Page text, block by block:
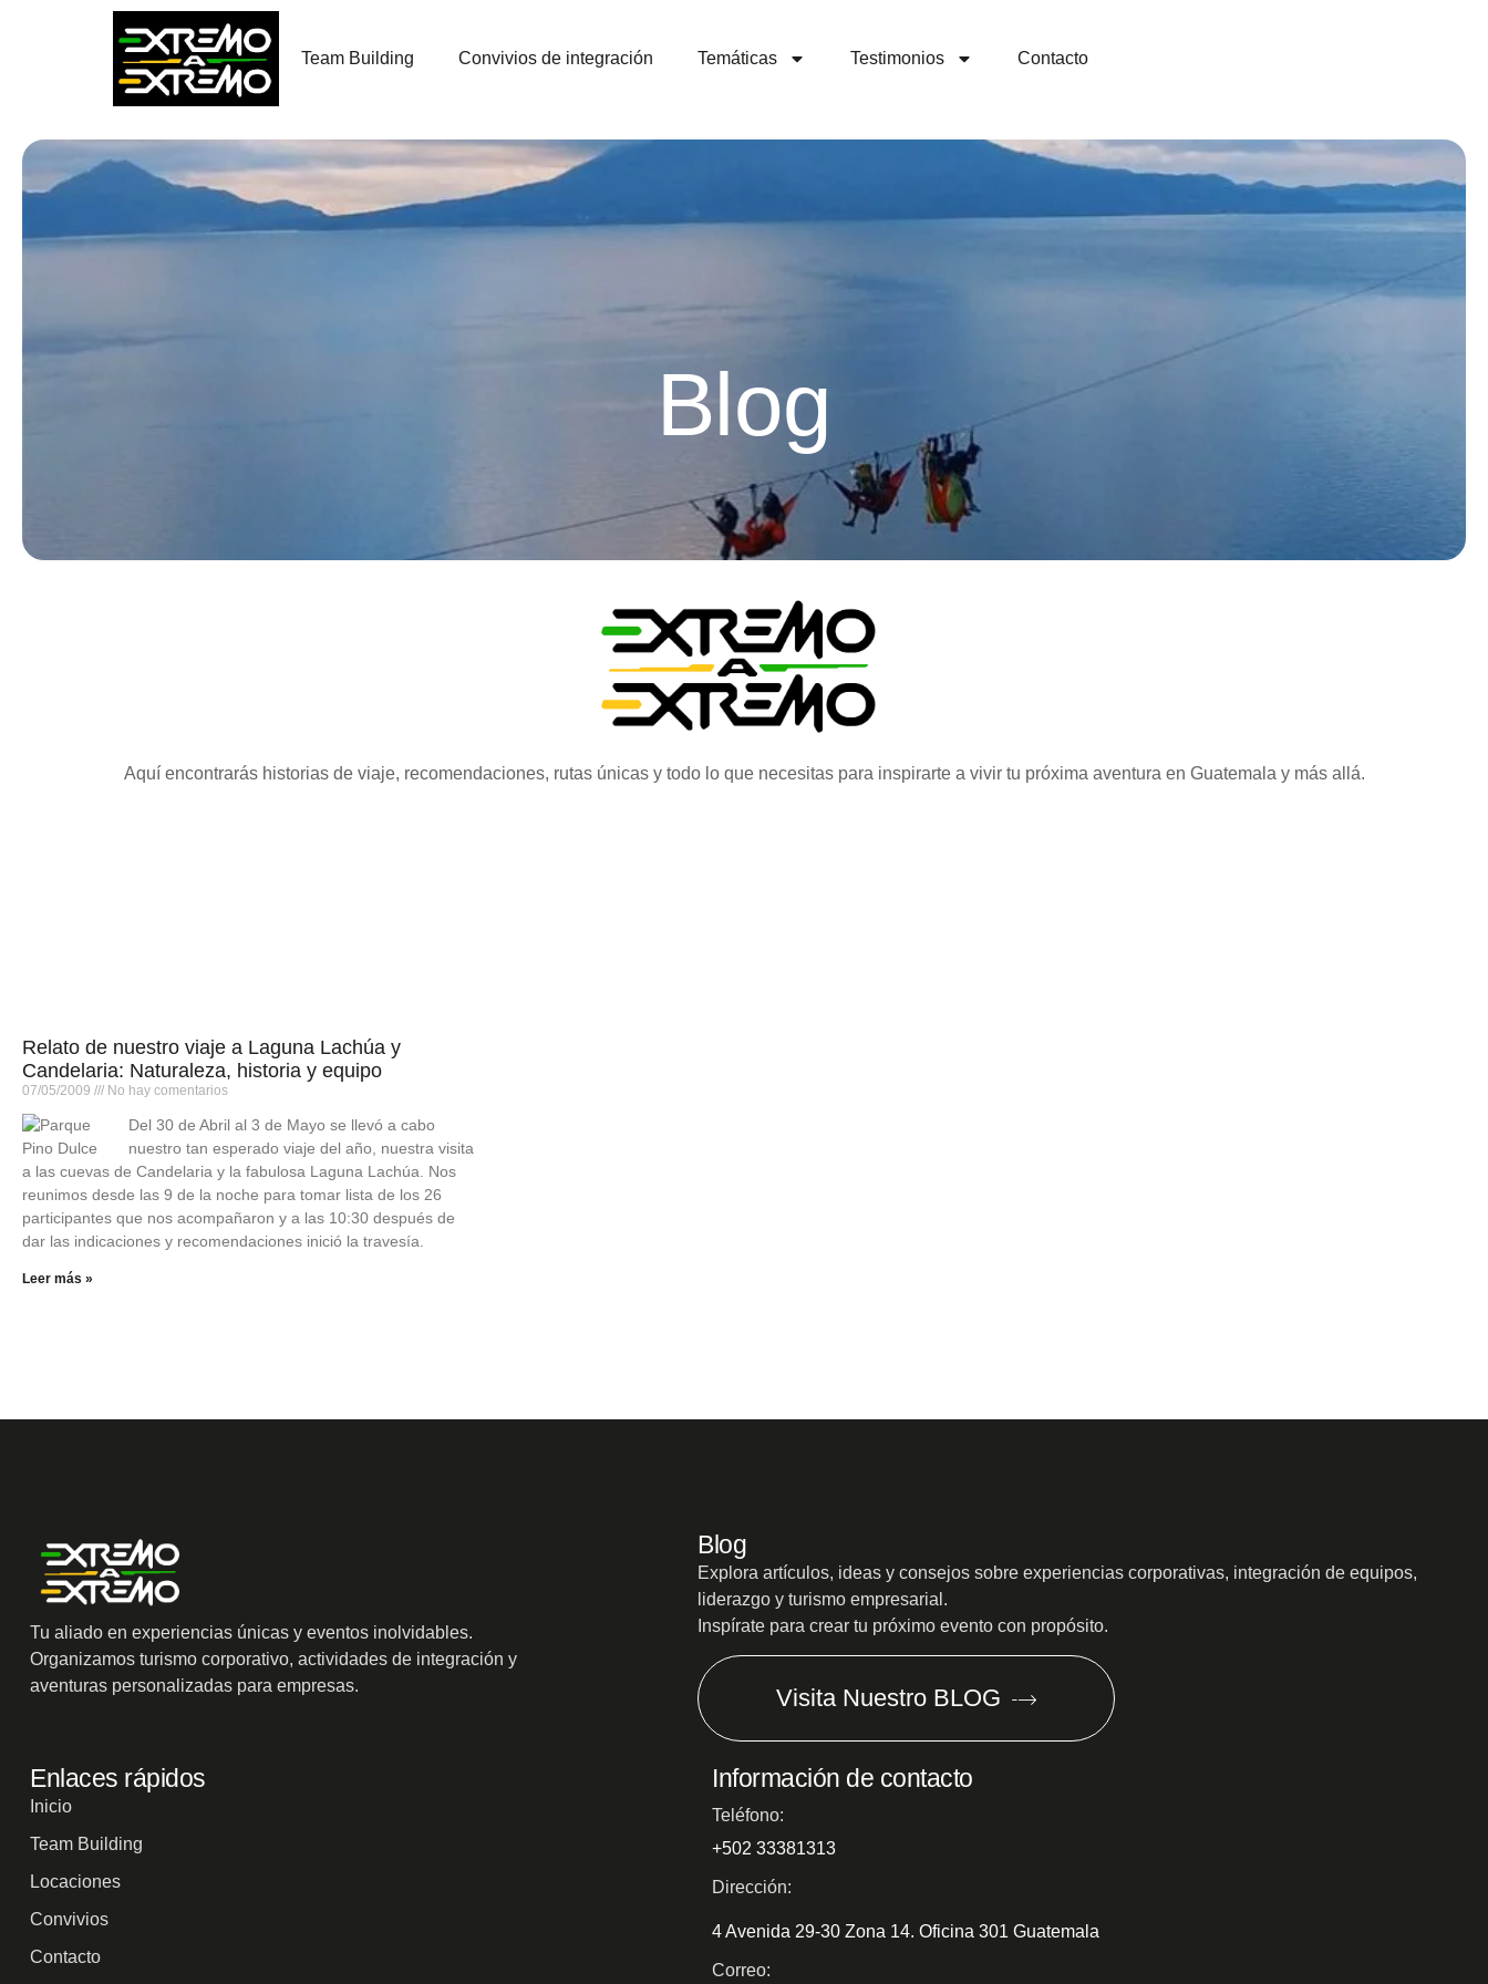
Team Building Convivios de integración Temáticas Testimonios Contacto
Blog
Aquí encontrarás historias de viaje, recomendaciones, rutas únicas y todo lo que necesitas para inspirarte a vivir tu próxima aventura en Guatemala y más allá.
Relato de nuestro viaje a Laguna Lachúa y
Candelaria: Naturaleza, historia y equipo
07/05/2009 No hay comentarios
Del 30 de Abril al 3 de Mayo se llevó a cabo
nuestro tan esperado viaje del año, nuestra visita
a las cuevas de Candelaria y la fabulosa Laguna Lachúa. Nos
reunimos desde las 9 de la noche para tomar lista de los 26
participantes que nos acompañaron y a las 10:30 después de
dar las indicaciones y recomendaciones inició la travesía.
Leer más »
Tu aliado en experiencias únicas y eventos inolvidables.
Organizamos turismo corporativo, actividades de integración y
aventuras personalizadas para empresas.
Blog
Explora artículos, ideas y consejos sobre experiencias corporativas, integración de equipos,
liderazgo y turismo empresarial.
Inspírate para crear tu próximo evento con propósito.
Visita Nuestro BLOG
Enlaces rápidos
Inicio
Team Building
Locaciones
Convivios
Contacto
Información de contacto
Teléfono:
+502 33381313
Dirección:
4 Avenida 29-30 Zona 14. Oficina 301 Guatemala
Correo: